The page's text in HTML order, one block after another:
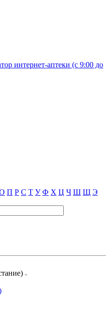
интернет-аптеки (с 9:00 до
П Р С Т У Ф Х Ц Ч Ш Щ Э